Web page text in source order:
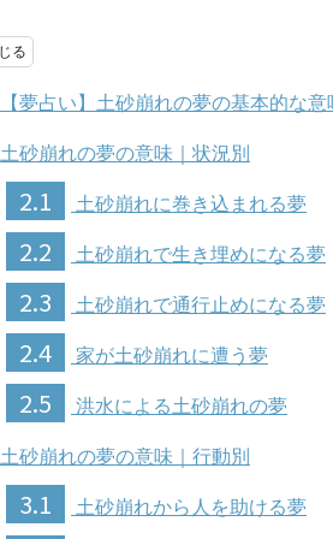
【夢占い】土砂崩れの夢の基本的な意
土砂崩れの夢の意味｜状況別
2.1 土砂崩れに巻き込まれる夢
2.2 土砂崩れで生き埋めになる夢
2.3 土砂崩れで通行止めになる夢
2.4 家が土砂崩れに遭う夢
2.5 洪水による土砂崩れの夢
土砂崩れの夢の意味｜行動別
3.1 土砂崩れから人を助ける夢